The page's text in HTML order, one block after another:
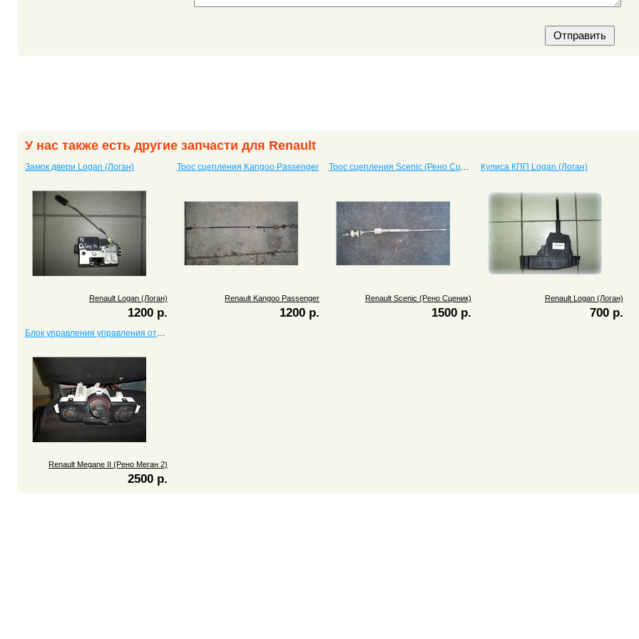
У нас также есть другие запчасти для Renault
Замок двери Logan (Логан)
Renault Logan (Логан)
1200 р.
Трос сцепления Kangoo Passenger
Renault Kangoo Passenger
1200 р.
Трос сцепления Scenic (Рено Сценик)
Renault Scenic (Рено Сценик)
1500 р.
Кулиса КПП Logan (Логан)
Renault Logan (Логан)
700 р.
Блок управления управления отопителем Megane II (Рено Меган 2)
Renault Megane II (Рено Меган 2)
2500 р.